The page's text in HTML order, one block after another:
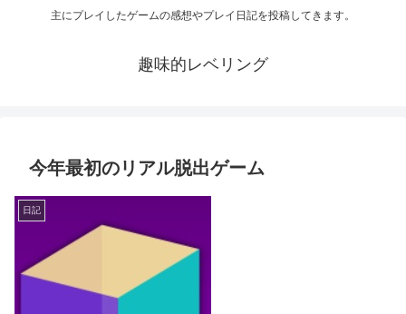
主にプレイしたゲームの感想やプレイ日記を投稿してきます。
趣味的レベリング
今年最初のリアル脱出ゲーム
日記